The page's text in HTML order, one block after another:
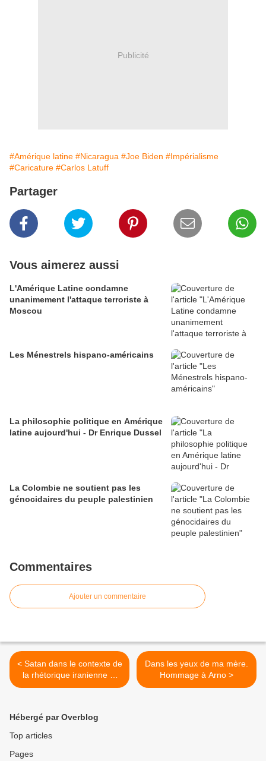
Publicité
#Amérique latine #Nicaragua #Joe Biden #Impérialisme
#Caricature #Carlos Latuff
Partager
Vous aimerez aussi
L'Amérique Latine condamne
unanimement l'attaque terroriste à
Moscou
Les Ménestrels hispano-américains
La philosophie politique en Amérique
latine aujourd'hui - Dr Enrique Dussel
La Colombie ne soutient pas les
génocidaires du peuple palestinien
Commentaires
Ajouter un commentaire
< Satan dans le contexte de
la rhétorique iranienne et
de la caricature politique
Dans les yeux de ma mère.
Hommage à Arno >
Hébergé par Overblog
Top articles
Pages